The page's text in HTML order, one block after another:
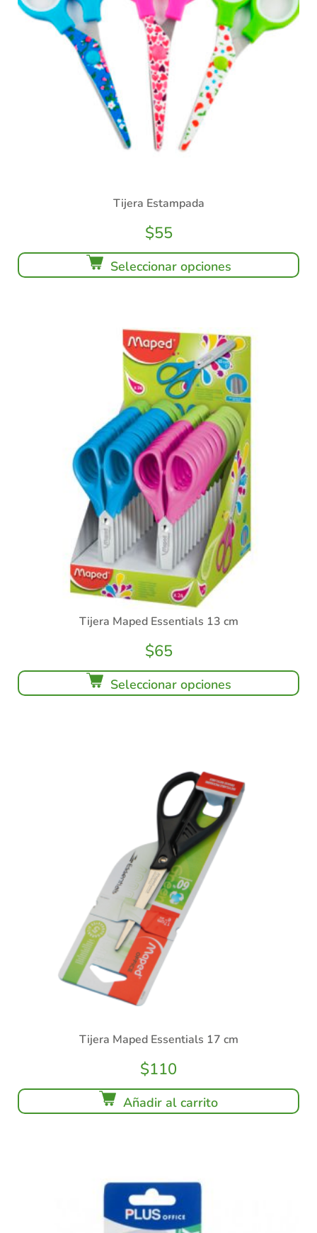
Tijera Estampada
$55
Seleccionar opciones
Tijera Maped Essentials 13 cm
$65
Seleccionar opciones
Tijera Maped Essentials 17 cm
$110
Añadir al carrito